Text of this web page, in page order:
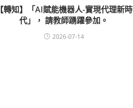
【轉知】「AI賦能機器人-實現代理新時
代」， 請教師踴躍參加。
2026-07-14